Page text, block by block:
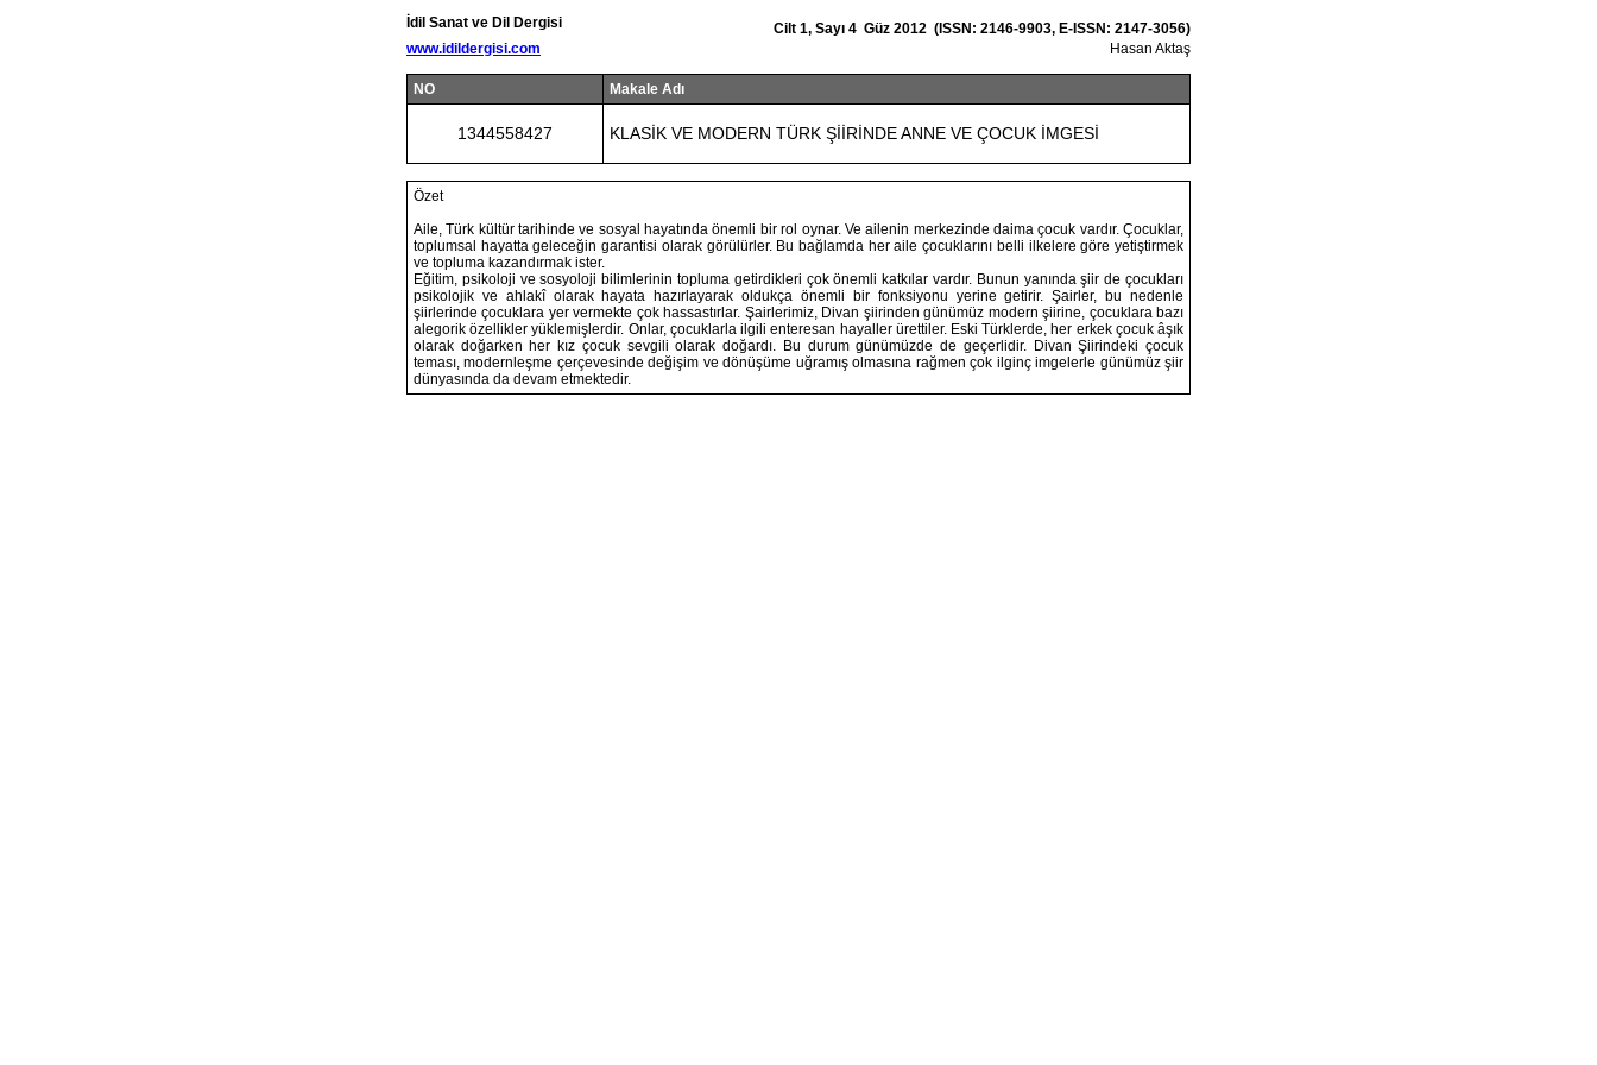
İdil Sanat ve Dil Dergisi
www.idildergisi.com
Cilt 1, Sayı 4 Güz 2012 (ISSN: 2146-9903, E-ISSN: 2147-3056)
Hasan Aktaş
NO Makale Adı
1344558427 KLASİK VE MODERN TÜRK ŞİİRİNDE ANNE VE ÇOCUK İMGESİ
Özet
Aile, Türk kültür tarihinde ve sosyal hayatında önemli bir rol oynar. Ve ailenin merkezinde daima çocuk vardır. Çocuklar,
toplumsal hayatta geleceğin garantisi olarak görülürler. Bu bağlamda her aile çocuklarını belli ilkelere göre yetiştirmek
ve topluma kazandırmak ister.
Eğitim, psikoloji ve sosyoloji bilimlerinin topluma getirdikleri çok önemli katkılar vardır. Bunun yanında şiir de çocukları
psikolojik ve ahlakî olarak hayata hazırlayarak oldukça önemli bir fonksiyonu yerine getirir. Şairler, bu nedenle
şiirlerinde çocuklara yer vermekte çok hassastırlar. Şairlerimiz, Divan şiirinden günümüz modern şiirine, çocuklara bazı
alegorik özellikler yüklemişlerdir. Onlar, çocuklarla ilgili enteresan hayaller ürettiler. Eski Türklerde, her erkek çocuk âşık
olarak doğarken her kız çocuk sevgili olarak doğardı. Bu durum günümüzde de geçerlidir. Divan Şiirindeki çocuk
teması, modernleşme çerçevesinde değişim ve dönüşüme uğramış olmasına rağmen çok ilginç imgelerle günümüz şiir
dünyasında da devam etmektedir.